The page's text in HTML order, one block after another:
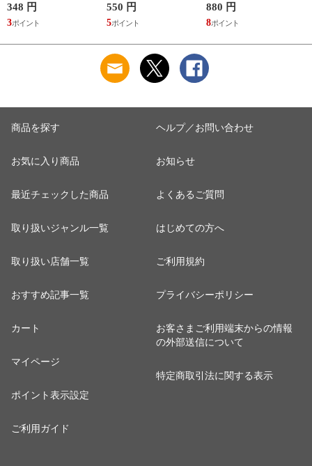
ミ取り 糸くず ゴミ
使い捨て 抗菌 洗濯
くず取り 排水口 ご
348 円
3
ケーキ皿 デザート皿
取り皿 小皿 日本製
デザートプレート ケ
しゃれ ） 【アッシ
ュ】
550 円
5
マグ コップ カップ
コーヒー 紅茶 珈琲
カフェオレ ミルク
880 円
8
商品を探す
お気に入り商品
最近チェックした商品
取り扱いジャンル一覧
取り扱い店舗一覧
おすすめ記事一覧
カート
マイページ
ポイント表示設定
ご利用ガイド
ヘルプ／お問い合わせ
お知らせ
よくあるご質問
はじめての方へ
ご利用規約
プライバシーポリシー
お客さまご利用端末からの情報
の外部送信について
特定商取引法に関する表示